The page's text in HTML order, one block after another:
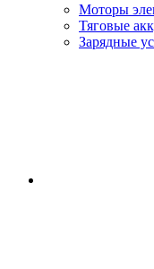
Моторы
Тяговые
Зарядные